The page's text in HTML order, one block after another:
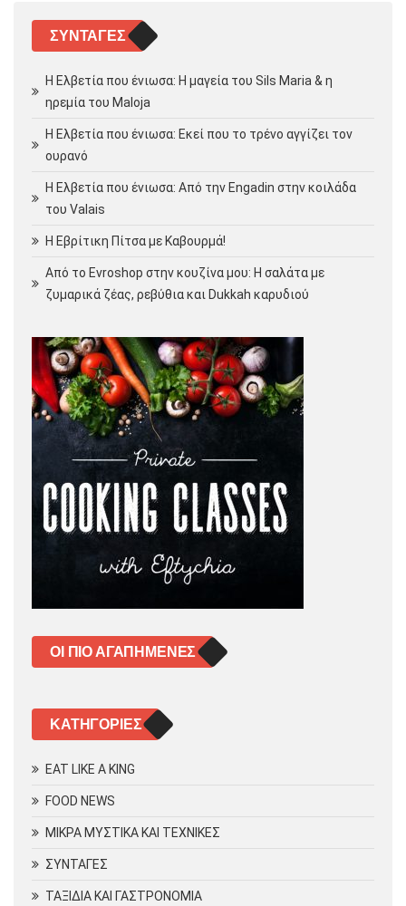
ΣΥΝΤΑΓΈΣ
Η Ελβετία που ένιωσα: Η μαγεία του Sils Maria & η
ηρεμία του Maloja
Η Ελβετία που ένιωσα: Εκεί που το τρένο αγγίζει τον
ουρανό
Η Ελβετία που ένιωσα: Από την Engadin στην κοιλάδα
του Valais
Η Εβρίτικη Πίτσα με Καβουρμά!
Από το Evroshop στην κουζίνα μου: Η σαλάτα με
ζυμαρικά ζέας, ρεβύθια και Dukkah καρυδιού
ΟΙ ΠΙΟ ΑΓΑΠΗΜΈΝΕΣ
KΑΤΗΓΟΡΊΕΣ
EAT LIKE A KING
FOOD NEWS
ΜΙΚΡΑ ΜΥΣΤΙΚΑ ΚΑΙ ΤΕΧΝΙΚΕΣ
ΣΥΝΤΑΓΕΣ
ΤΑΞΙΔΙΑ ΚΑΙ ΓΑΣΤΡΟΝΟΜΙΑ